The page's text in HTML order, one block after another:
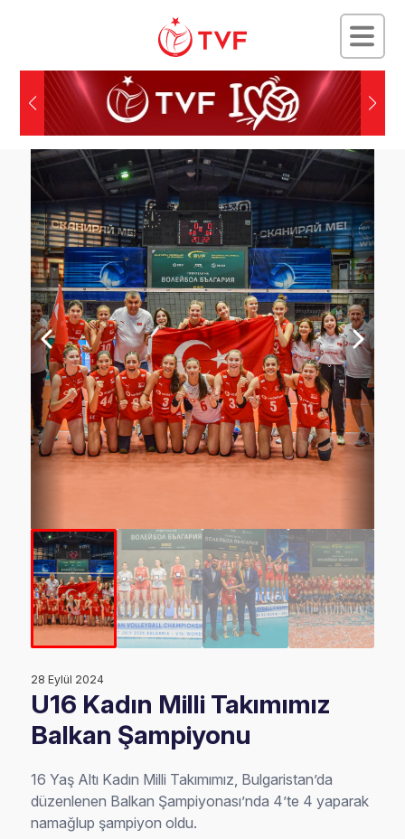
28 Eylül 2024
U16 Kadın Milli Takımımız
Balkan Şampiyonu
16 Yaş Altı Kadın Milli Takımımız, Bulgaristan’da
düzenlenen Balkan Şampiyonası’nda 4’te 4 yaparak
namağlup şampiyon oldu.